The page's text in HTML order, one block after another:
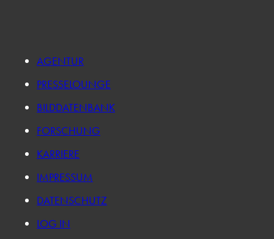
AGENTUR
PRESSELOUNGE
BILDDATENBANK
FORSCHUNG
KARRIERE
IMPRESSUM
DATENSCHUTZ
LOG IN